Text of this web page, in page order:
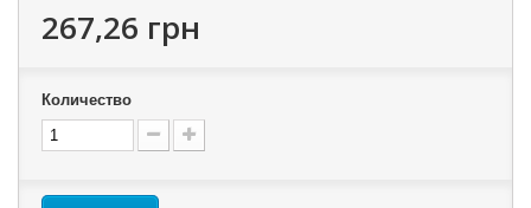
267,26 грн
Количество